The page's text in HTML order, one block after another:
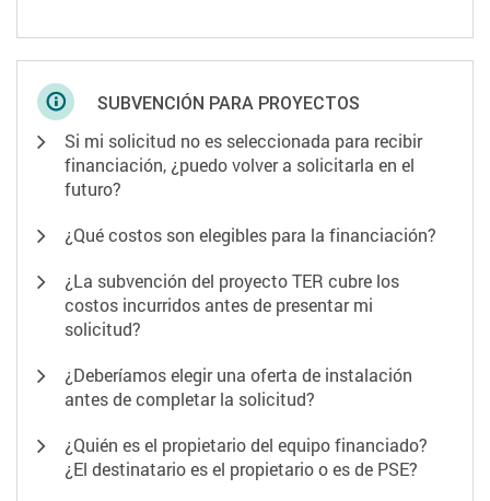
SUBVENCIÓN PARA PROYECTOS
Si mi solicitud no es seleccionada para recibir
financiación, ¿puedo volver a solicitarla en el
futuro?
¿Qué costos son elegibles para la financiación?
¿La subvención del proyecto TER cubre los
costos incurridos antes de presentar mi
solicitud?
¿Deberíamos elegir una oferta de instalación
antes de completar la solicitud?
¿Quién es el propietario del equipo financiado?
¿El destinatario es el propietario o es de PSE?